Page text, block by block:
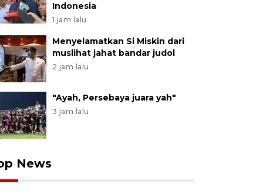
Indonesia
1 jam lalu
Menyelamatkan Si Miskin dari
muslihat jahat bandar judol
2 jam lalu
"Ayah, Persebaya juara yah"
3 jam lalu
News